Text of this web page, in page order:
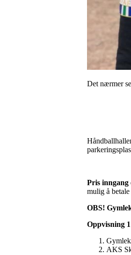
Det nærmer
Pris inngang
mulig å
OBS!
Oppvisning
AKS